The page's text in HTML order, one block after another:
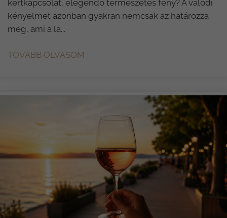
kertkapcsolat, elegendő természetes fény? A valódi
kényelmet azonban gyakran nemcsak az határozza
meg, ami a la...
TOVÁBB OLVASOM